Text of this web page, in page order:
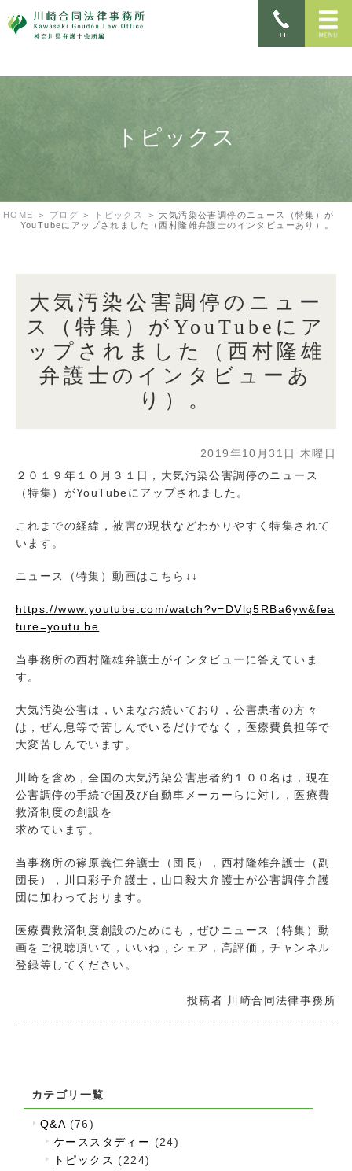
トピックス
HOME ブログ トピックス
大気汚染公害調停のニュース（特集）が
YouTubeにアップされました（西村隆雄弁護士のインタビューあり）。
大気汚染公害調停のニュー
ス（特集）がYouTubeにア
ップされました（西村隆雄
弁護士のインタビューあ
り）。
2019年10月31日 木曜日
２０１９年１０月３１日，大気汚染公害調停のニュース
（特集）がYouTubeにアップされました。
これまでの経緯，被害の現状などわかりやすく特集されて
います。
ニュース（特集）動画はこちら↓↓
https://www.youtube.com/watch?v=DVlq5RBa6yw&fea
ture=youtu.be
当事務所の西村隆雄弁護士がインタビューに答えていま
す。
大気汚染公害は，いまなお続いており，公害患者の方々
は，ぜん息等で苦しんでいるだけでなく，医療費負担等で
大変苦しんでいます。
川崎を含め，全国の大気汚染公害患者約１００名は，現在
公害調停の手続で国及び自動車メーカーらに対し，医療費
救済制度の創設を
求めています。
当事務所の篠原義仁弁護士（団長），西村隆雄弁護士（副
団長），川口彩子弁護士，山口毅大弁護士が公害調停弁護
団に加わっております。
医療費救済制度創設のためにも，ぜひニュース（特集）動
画をご視聴頂いて，いいね，シェア，高評価，チャンネル
登録等してください。
投稿者 川崎合同法律事務所
カテゴリ一覧
Q&A (76)
ケーススタディー (24)
トピックス (224)